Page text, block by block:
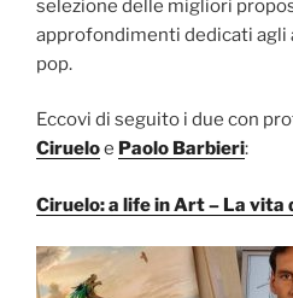
selezione delle migliori
approfondimenti dedicati agli
pop.
Eccovi di seguito i due con
Cirueloe Paolo Barbieri:
Ciruelo: a life in Art – La vita